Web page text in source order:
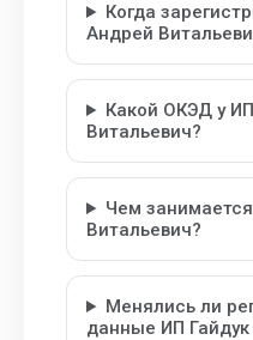
Когда
Андрей
Какой ОКЭД у
Витальевич?
Чем
Витальевич?
Менялись ли
данные ИП